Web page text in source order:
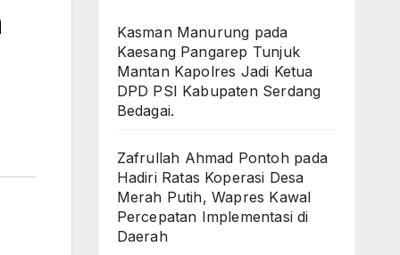
Kasman Manurung pada
Kaesang Pangarep Tunjuk
Mantan Kapolres Jadi Ketua
DPD PSI Kabupaten Serdang
Bedagai. ‎ ‎
Zafrullah Ahmad Pontohpada
Hadiri Ratas Koperasi Desa
Merah Putih, Wapres Kawal
Percepatan Implementasi di
Daerah